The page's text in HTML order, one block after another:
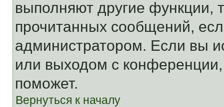
выполняют другие функции,
прочитанных сообщений,
администратором. Если вы
или выходом с
поможет.
Вернуться к началу